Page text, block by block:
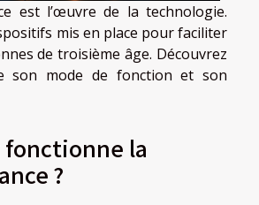
est l’œuvre de la technologie.
mis en place pour faciliter
de troisième âge. Découvrez
son mode de fonction et son
la
?